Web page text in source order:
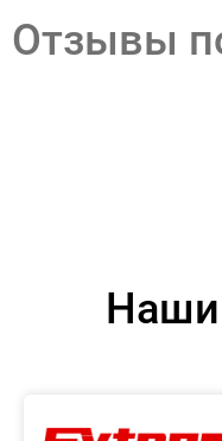
Отзывы
Наши